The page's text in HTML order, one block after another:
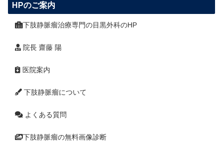
HPのご案内
下肢静脈瘤治療専門の目黒外科のHP
院長 齋藤 陽
医院案内
下肢静脈瘤について
よくある質問
下肢静脈瘤の無料画像診断